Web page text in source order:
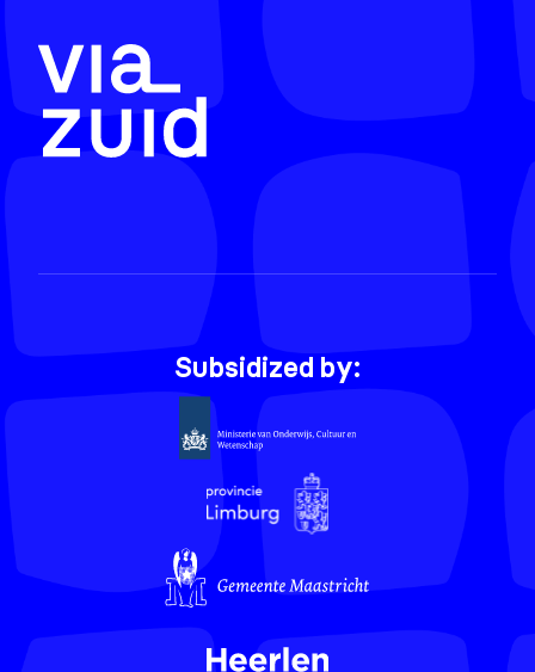
Subsidized by: